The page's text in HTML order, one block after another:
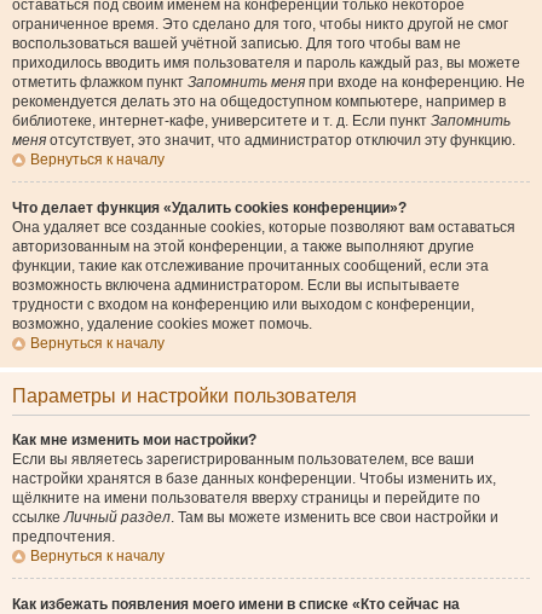
оставаться под своим именем на конференции только некоторое
ограниченное время. Это сделано для того, чтобы никто другой не смог
воспользоваться вашей учётной записью. Для того чтобы вам не
приходилось вводить имя пользователя и пароль каждый раз, вы можете
отметить флажком пункт Запомнить меня при входе на конференцию. Не
рекомендуется делать это на общедоступном компьютере, например в
библиотеке, интернет-кафе, университете и т. д. Если пункт Запомнить
меня отсутствует, это значит, что администратор отключил эту функцию.
Вернуться к началу
Что делает функция «Удалить cookies конференции»?
Она удаляет все созданные cookies, которые позволяют вам оставаться
авторизованным на этой конференции, а также выполняют другие
функции, такие как отслеживание прочитанных сообщений, если эта
возможность включена администратором. Если вы испытываете
трудности с входом на конференцию или выходом с конференции,
возможно, удаление cookies может помочь.
Вернуться к началу
Параметры и настройки пользователя
Как мне изменить мои настройки?
Если вы являетесь зарегистрированным пользователем, все ваши
настройки хранятся в базе данных конференции. Чтобы изменить их,
щёлкните на имени пользователя вверху страницы и перейдите по
ссылкеЛичный раздел. Там вы можете изменить все свои настройки и
предпочтения.
Вернуться к началу
Как избежать появления моего имени в списке «Кто сейчас на